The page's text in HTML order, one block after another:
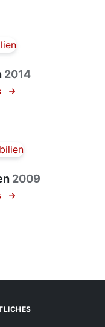
2014
2009